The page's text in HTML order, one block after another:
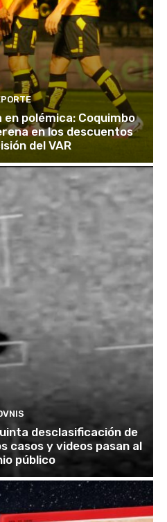
polémica: Coquimbo
en los descuentos
del VAR
desclasificación de
casos y videos pasan al
público